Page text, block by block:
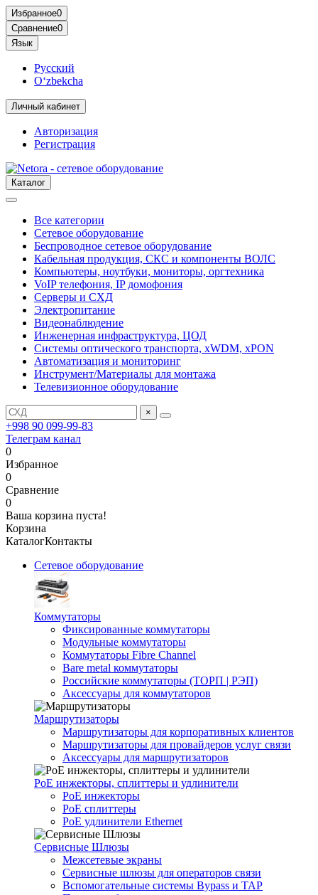
Избранное0
Сравнение0
Язык
Русский
O‘zbekcha
Личный кабинет
Авторизация
Регистрация
Каталог
Все категории
Сетевое оборудование
Беспроводное сетевое оборудование
Кабельная продукция, СКС и компоненты ВОЛС
Компьютеры, ноутбуки, мониторы, оргтехника
VoIP телефония, IP домофония
Серверы и СХД
Электропитание
Видеонаблюдение
Инженерная инфраструктура, ЦОД
Системы оптического транспорта, xWDM, xPON
Автоматизация и мониторинг
Инструмент/Материалы для монтажа
Телевизионное оборудование
×
+998 90 099-99-83
Телеграм канал
0
Избранное
0
Сравнение
0
Ваша корзина пуста!
Корзина
КаталогКонтакты
Сетевое оборудование
Коммутаторы
Фиксированные коммутаторы
Модульные коммутаторы
Коммутаторы Fibre Channel
Bare metal коммутаторы
Российские коммутаторы (ТОРП | РЭП)
Аксессуары для коммутаторов
Маршрутизаторы
Маршрутизаторы для корпоративных клиентов
Маршрутизаторы для провайдеров услуг связи
Аксессуары для маршрутизаторов
PoE инжекторы, сплиттеры и удлинители
PoE инжекторы
PoE сплиттеры
PoE удлинители Ethernet
Сервисные Шлюзы
Межсетевые экраны
Сервисные шлюзы для операторов связи
Вспомогательные системы Bypass и TAP